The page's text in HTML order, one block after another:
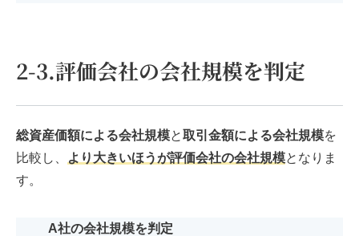
2-3.評価会社の会社規模を判定
総資産価額による会社規模と取引金額による会社規模を
比較し、
よ り 大きいほうが評価会社の会社規模となりま
す。
A社の会社規模を判定